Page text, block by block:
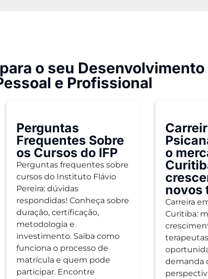
o seu Desenvolvimento
e Profissional
Perguntas
Frequentes Sobre
os Cursos do IFP
Perguntas frequentes sobre
cursos do Instituto Flávio
Pereira: dúvidas
respondidas! Conheça sobre
duração, certificação,
metodologia e
investimento. Saiba como
funciona o processo de
matrícula e quem pode
participar. Encontre
o
novos
Carreira
Curitiba:
demanda